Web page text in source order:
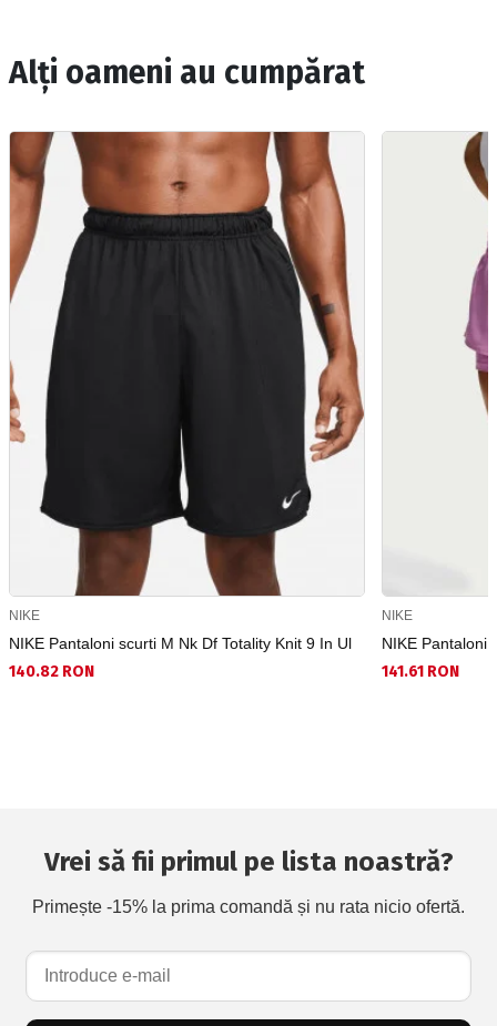
Alți oameni au cumpărat
NIKE
NIKE Pantaloni scurti M Nk Df Totality Knit 9 In Ul
140.82 RON
NIKE
NIKE Pantaloni
141.61 RON
Vrei să fii primul pe lista noastră?
Primește -15% la prima comandă și nu rata nicio ofertă.